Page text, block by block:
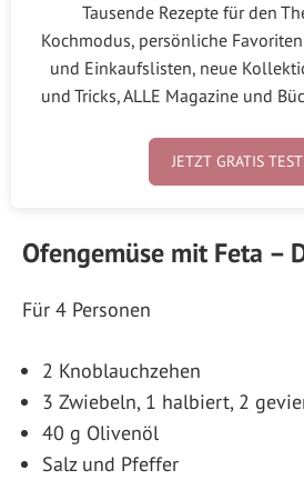
Tausende Rezepte für den
Kochmodus, persönliche
und Einkaufslisten, neue
und Tricks, ALLE Magazine und
JETZT GRATIS
Ofengemüse mit Feta –
Für 4 Personen
2 Knoblauchzehen
3 Zwiebeln, 1 halbiert, 2
40 g Olivenöl
Salz und Pfeffer